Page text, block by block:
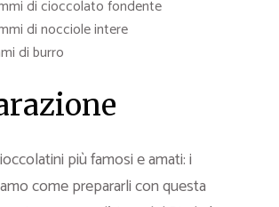
di cioccolato fondente
di nocciole intere
di burro
più famosi e amati: i
come prepararli con questa